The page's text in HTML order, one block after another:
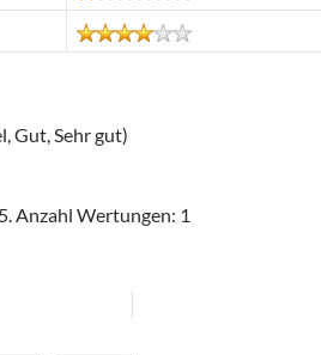
Gut, Sehr gut)
Anzahl Wertungen: 1